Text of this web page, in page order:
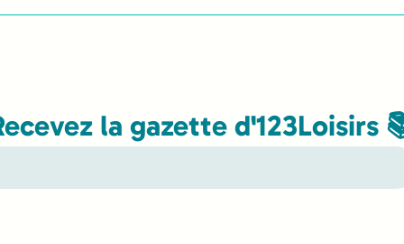
la gazette d'123Loisirs